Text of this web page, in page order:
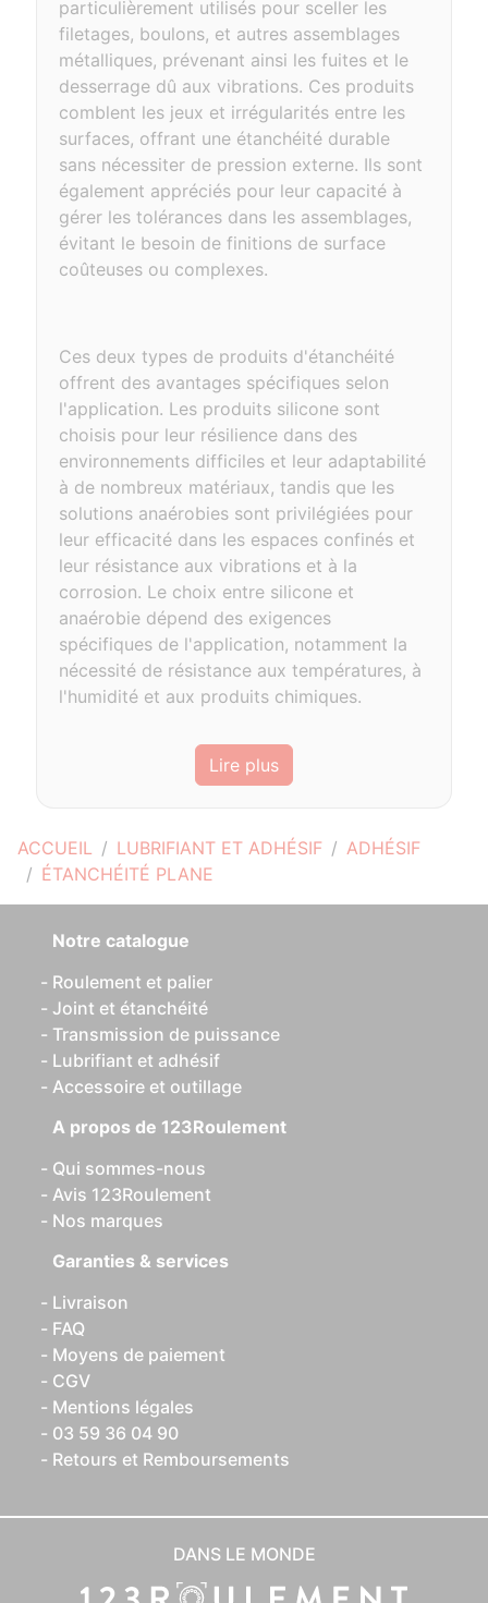
ACCUEIL LUBRIFIANT ET ADHÉSIF
ADHÉSIF
ÉTANCHÉITÉ PLANE
particulièrement utilisés pour sceller les
filetages, boulons, et autres assemblages
métalliques, prévenant ainsi les fuites et le
desserrage dû aux vibrations. Ces produits
comblent les jeux et irrégularités entre les
surfaces, offrant une étanchéité durable
sans nécessiter de pression externe. Ils sont
également appréciés pour leur capacité à
gérer les tolérances dans les assemblages,
évitant le besoin de finitions de surface
coûteuses ou complexes.
Ces deux types de produits d'étanchéité
offrent des avantages spécifiques selon
l'application. Les produits silicone sont
choisis pour leur résilience dans des
environnements difficiles et leur adaptabilité
à de nombreux matériaux, tandis que les
solutions anaérobies sont privilégiées pour
leur efficacité dans les espaces confinés et
leur résistance aux vibrations et à la
corrosion. Le choix entre silicone et
anaérobie dépend des exigences
spécifiques de l'application, notamment la
nécessité de résistance aux températures, à
l'humidité et aux produits chimiques.
Lire plus
Notre catalogue
Roulement et palier
Joint et étanchéité
Transmission de puissance
Lubrifiant et adhésif
Accessoire et outillage
A propos de 123Roulement
Qui sommes-nous
Avis 123Roulement
Nos marques
Garanties & services
Livraison
FAQ
Moyens de paiement
CGV
Mentions légales
03 59 36 04 90
Retours et Remboursements
DANS LE MONDE